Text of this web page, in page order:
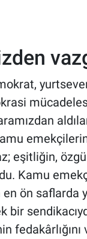
eşitliğin,
Kamu
ön saflarda